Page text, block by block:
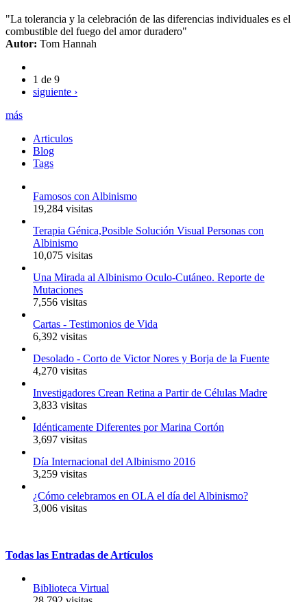
"La tolerancia y la celebración de las diferencias individuales es el
combustible del fuego del amor duradero"
Autor: Tom Hannah
1 de 9
siguiente ›
más
Articulos
Blog
Tags
Famosos con Albinismo
19,284 visitas
Terapia Génica,Posible Solución Visual Personas con
Albinismo
10,075 visitas
Una Mirada al Albinismo Oculo-Cutáneo. Reporte de
Mutaciones
7,556 visitas
Cartas - Testimonios de Vida
6,392 visitas
Desolado - Corto de Victor Nores y Borja de la Fuente
4,270 visitas
Investigadores Crean Retina a Partir de Células Madre
3,833 visitas
Idénticamente Diferentes por Marina Cortón
3,697 visitas
Día Internacional del Albinismo 2016
3,259 visitas
¿Cómo celebramos en OLA el día del Albinismo?
3,006 visitas
Todas las Entradas de Artículos
Biblioteca Virtual